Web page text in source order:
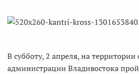
В субботу, 2 апреля, на
администрации Владивостока